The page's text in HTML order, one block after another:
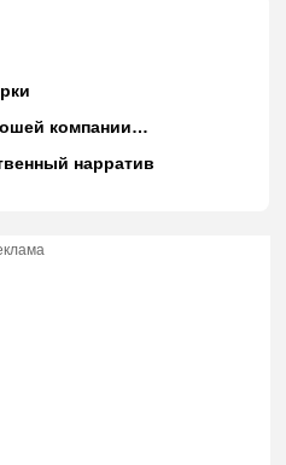
компании…
нарратив